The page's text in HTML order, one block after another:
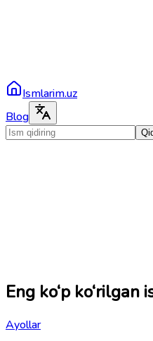
Ismlarim.uz
Blog
Eng ko‘p ko‘rilgan
Ayollar